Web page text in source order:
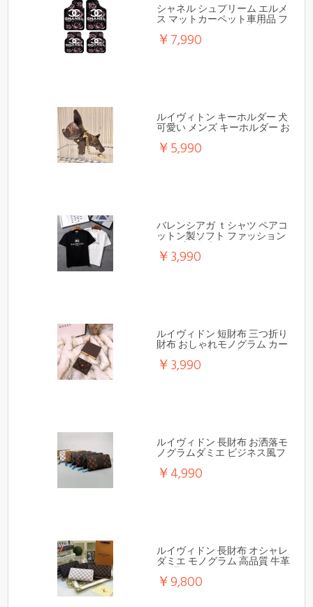
シャネル シュプリーム エルメ
ス マットカーペット車用品 フ
ァッションオシャレ潮流
￥7,990
ルイヴィトン キーホルダー 犬
可愛い メンズ キーホルダー お
しゃれ キーチェーン キー リン
グ モノグラム 人気ブランド
￥5,990
バレンシアガ ｔシャツ ペアコ
ットン製ソフト ファッション
シンプル潮流
￥3,990
ルイヴィドン 短財布 三つ折り
財布 おしゃれモノグラム カー
ドや名刺や小銭に入れ たくさ
んスロット付き
￥3,990
ルイヴィドン 長財布 お洒落モ
ノグラムダミエ ビジネス風フ
ァスナー付き、小銭やカード
に入れ
￥4,990
ルイヴィドン 長財布 オシャレ
ダミエ モノグラム 高品質 牛革
5色選べ
￥9,800